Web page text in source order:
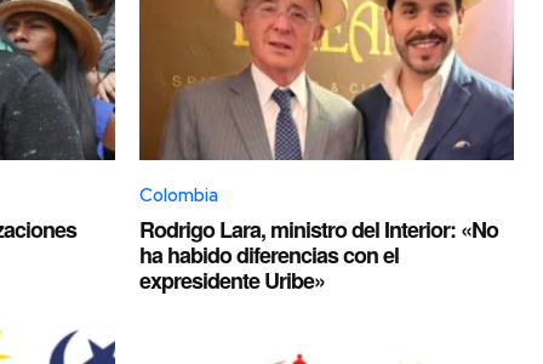
Colombia
Rodrigo Lara, ministro del Interior: «No
ha habido diferencias con el
expresidente Uribe»